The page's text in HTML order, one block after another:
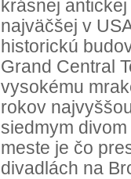
krásnej
najväčšej v
historickú
Grand Central
vysokému
rokov
siedmym
meste je čo
divadlách na